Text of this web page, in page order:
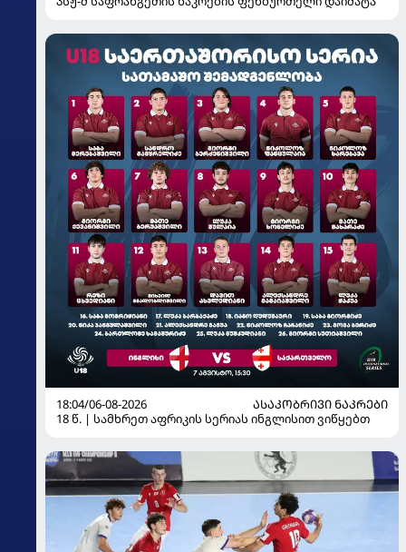
18:04/06-08-2026
ᲐᲡᲐᲙᲝᲑᲠᲘᲕᲘ ᲜᲐᲙᲠᲔᲑᲘ
18 წ. | სამხრეთ აფრიკის სერიას ინგლისით ვიწყებთ